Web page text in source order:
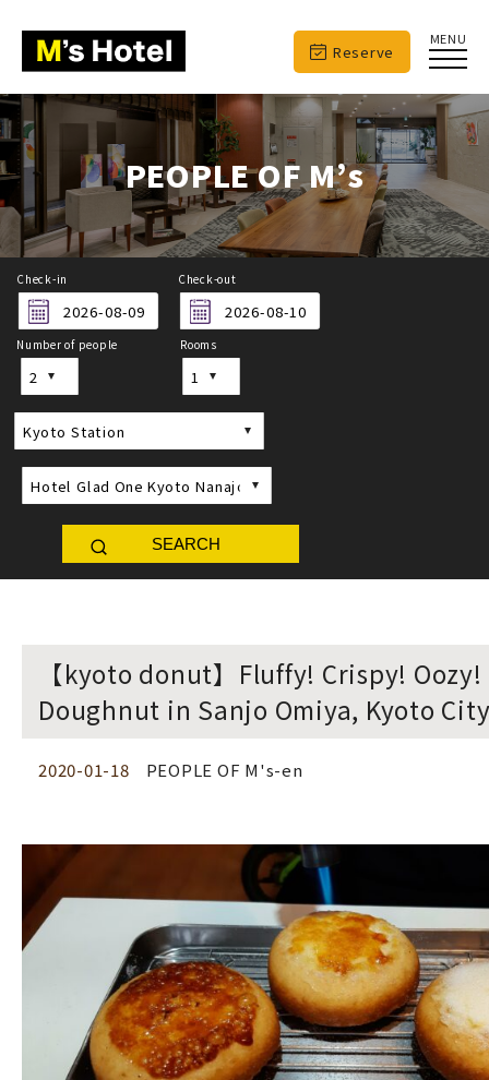
Reserve
MENU
PEOPLE OF M’s
Check-in Check-out
Number of people Rooms
SEARCH
【kyoto donut】Fluffy! Crispy!
Doughnut in Sanjo Omiya, Kyoto
2020-01-18 PEOPLE OF M's-en